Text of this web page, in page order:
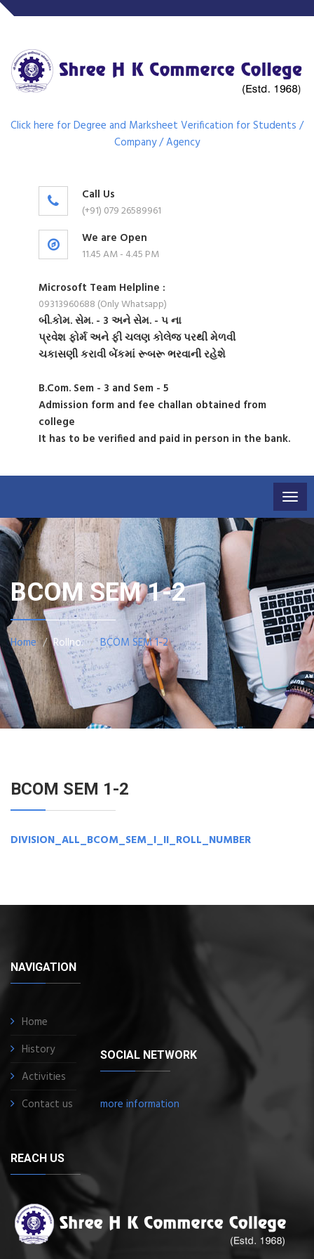
Click here for Degree and Marksheet Verification for Students /
Company / Agency
Call Us
(+91) 079 26589961
We are Open
11.45 AM - 4.45 PM
Microsoft Team Helpline :
09313960688 (Only Whatsapp)
બી.કોમ. સેમ. - 3 અને સેમ. - ૫ ના
પ્રવેશ ફોર્મ અને ફી ચલણ કોલેજ પરથી મેળવી
ચકાસણી કરાવી બેંકમાં રૂબરૂ ભરવાની રહેશે
B.Com. Sem - 3 and Sem - 5
Admission form and fee challan obtained from
college
It has to be verified and paid in person in the bank.
BCOM SEM 1-2
Home Rollno. BCOM SEM 1-2
BCOM SEM 1-2
DIVISION_ALL_BCOM_SEM_I_II_ROLL_NUMBER
NAVIGATION
Home
History
Activities
Contact us
SOCIAL NETWORK
more information
REACH US